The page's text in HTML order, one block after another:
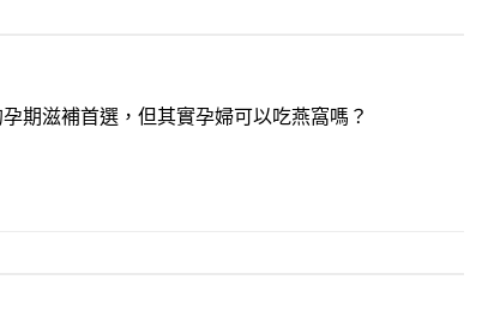
期滋補首選，但其實孕婦可以吃燕窩嗎？